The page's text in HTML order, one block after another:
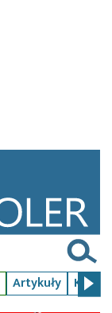
Artykuły Kursy